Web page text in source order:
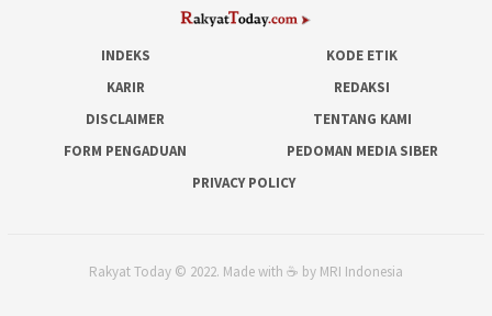
INDEKS
KODE ETIK
KARIR
REDAKSI
DISCLAIMER
TENTANG KAMI
FORM PENGADUAN
PEDOMAN MEDIA SIBER
PRIVACY POLICY
Rakyat Today © 2022. Made with ☕ by MRI Indonesia